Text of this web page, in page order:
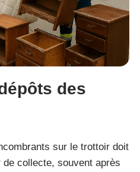
des
sur le trottoir doit
collecte, souvent après